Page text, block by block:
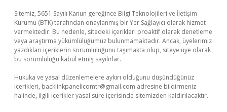
Sitemiz, 5651 Sayılı Kanun gereğince Bilgi Teknolojileri ve İletişim
Kurumu (BTK) tarafından onaylanmış bir Yer Sağlayıcı olarak hizmet
vermektedir. Bu nedenle, sitedeki içerikleri proaktif olarak denetleme
veya araştırma yükümlülüğümüz bulunmamaktadır. Ancak, üyelerimiz
yazdıkları içeriklerin sorumluluğunu taşımakta olup, siteye üye olarak
bu sorumluluğu kabul etmiş sayılırlar.
Hukuka ve yasal düzenlemelere aykırı olduğunu düşündüğünüz
içerikleri, backlinkpanelicomtr@gmail.com adresine bildirmeniz
halinde, ilgili içerikler yasal süre içerisinde sitemizden kaldırılacaktır.